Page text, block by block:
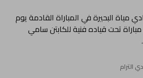
مياة البحيرة في المباراة القادمة يوم
في أول مباراة تحت قياده فنية للكابتن سامي
الترام